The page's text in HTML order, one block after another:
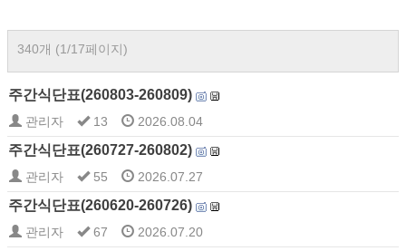
340개 (1/17페이지)
주간식단표(260803-260809)
관리자 13 2026.08.04
주간식단표(260727-260802)
관리자 55 2026.07.27
주간식단표(260620-260726)
관리자 67 2026.07.20